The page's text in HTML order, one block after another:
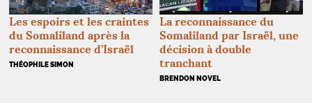
Les espoirs et les craintes
du Somaliland après la
reconnaissance d’Israël
THÉOPHILE SIMON
La reconnaissance du
Somaliland par Israël, une
décision à double
tranchant
BRENDON NOVEL